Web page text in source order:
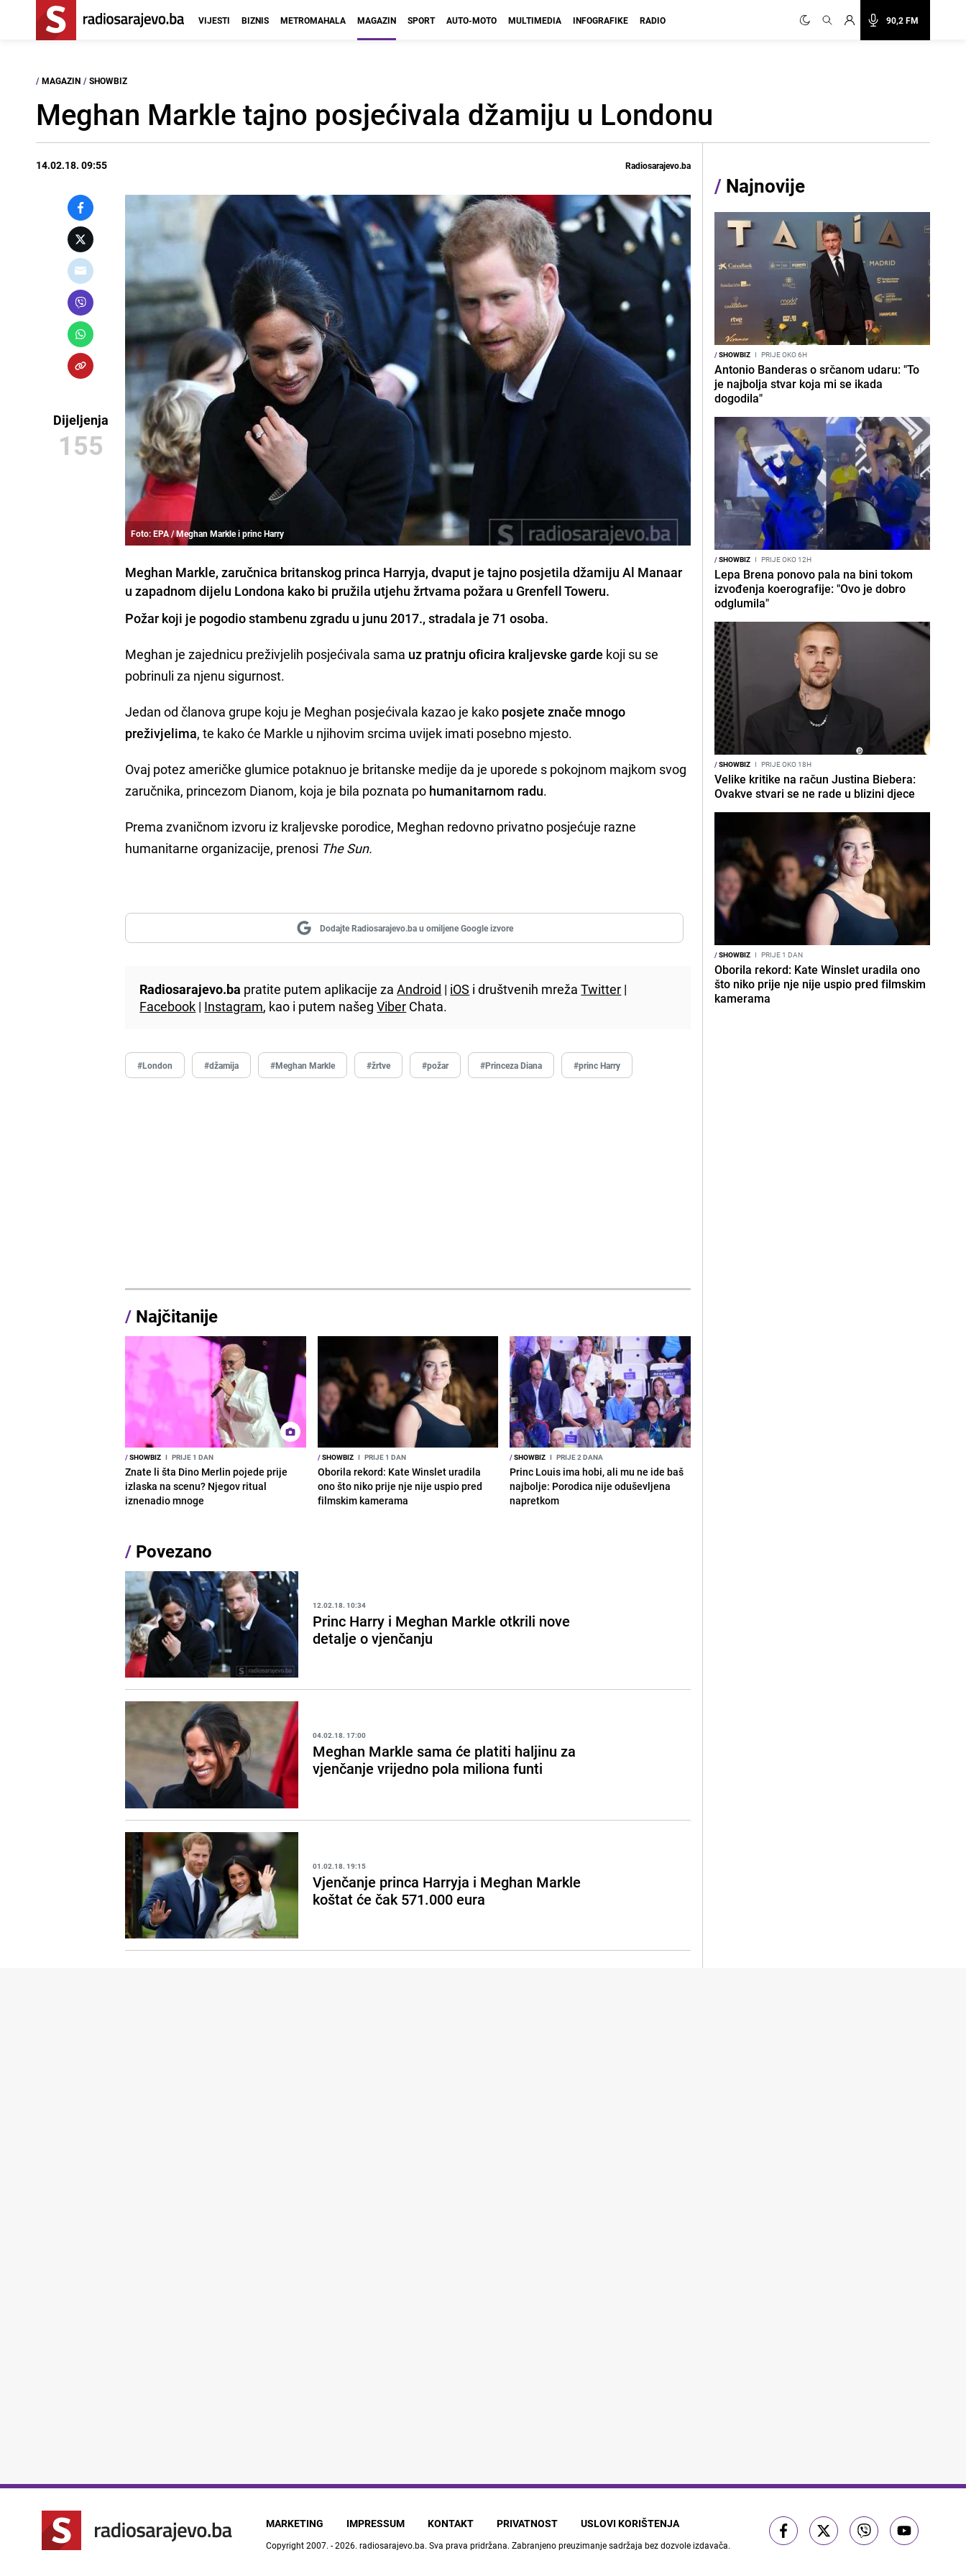
90,2 FM
VIJESTI BIZNIS METROMAHALA MAGAZIN SPORT AUTO-MOTO MULTIMEDIA INFOGRAFIKE RADIO
/ MAGAZIN / SHOWBIZ
Meghan Markle tajno posjećivala džamiju u Londonu
14.02.18. 09:55 Radiosarajevo.ba
Dijeljenja
155
Foto: EPA / Meghan Markle i princ Harry
Meghan Markle, zaručnica britanskog princa Harryja, dvaput je tajno posjetila džamiju Al Manaar
u zapadnom dijelu Londona kako bi pružila utjehu žrtvama požara u Grenfell Toweru.
Požar koji je pogodio stambenu zgradu u junu 2017., stradala je 71 osoba.
Meghan je zajednicu preživjelih posjećivala sama uz pratnju oficira kraljevske garde koji su se
pobrinuli za njenu sigurnost.
Jedan od članova grupe koju je Meghan posjećivala kazao je kako posjete znače mnogo
preživjelima, te kako će Markle u njihovim srcima uvijek imati posebno mjesto.
Ovaj potez američke glumice potaknuo je britanske medije da je uporede s pokojnom majkom svog
zaručnika, princezom Dianom, koja je bila poznata po humanitarnom radu.
Prema zvaničnom izvoru iz kraljevske porodice, Meghan redovno privatno posjećuje razne
humanitarne organizacije, prenosi The Sun.
Dodajte Radiosarajevo.ba u omiljene Google izvore
Radiosarajevo.ba pratite putem aplikacije zaAndroid | iOS i društvenih mrežaTwitter |
Facebook | Instagram, kao i putem našegViber Chata.
#London #džamija #Meghan Markle #žrtve #požar #Princeza Diana #princ Harry
/ Najčitanije
/SHOWBIZ I PRIJE 1 DAN
Znate li šta Dino Merlin pojede prije
izlaska na scenu? Njegov ritual
iznenadio mnoge
/SHOWBIZ I PRIJE 1 DAN
Oborila rekord: Kate Winslet uradila
ono što niko prije nje nije uspio pred
filmskim kamerama
/SHOWBIZ I PRIJE 2 DANA
Princ Louis ima hobi, ali mu ne ide baš
najbolje: Porodica nije oduševljena
napretkom
/ Povezano
12.02.18. 10:34
Princ Harry i Meghan Markle otkrili nove
detalje o vjenčanju
04.02.18. 17:00
Meghan Markle sama će platiti haljinu za
vjenčanje vrijedno pola miliona funti
01.02.18. 19:15
Vjenčanje princa Harryja i Meghan Markle
koštat će čak 571.000 eura
/ Najnovije
/SHOWBIZ I PRIJE OKO 6H
Antonio Banderas o srčanom udaru: "To
je najbolja stvar koja mi se ikada
dogodila"
/SHOWBIZ I PRIJE OKO 12H
Lepa Brena ponovo pala na bini tokom
izvođenja koerografije: "Ovo je dobro
odglumila"
/SHOWBIZ I PRIJE OKO 18H
Velike kritike na račun Justina Biebera:
Ovakve stvari se ne rade u blizini djece
/SHOWBIZ I PRIJE 1 DAN
Oborila rekord: Kate Winslet uradila ono
što niko prije nje nije uspio pred filmskim
kamerama
MARKETING IMPRESSUM KONTAKT PRIVATNOST USLOVI KORIŠTENJA
Copyright 2007. - 2026. radiosarajevo.ba. Sva prava pridržana. Zabranjeno preuzimanje sadržaja bez dozvole izdavača.